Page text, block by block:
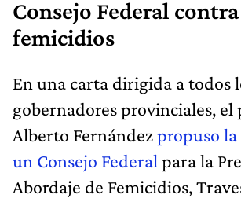
Consejo Federal
femicidios
En una carta dirigida a todos
gobernadores provinciales, el
Alberto Fernándezpropuso la
un Consejo Federal para la
Abordaje de Femicidios,